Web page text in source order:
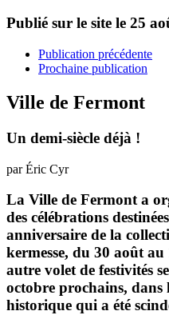
Publié sur le site le 25
Publication précédente
Prochaine publication
Ville de Fermont
Un demi-siècle déjà !
par Éric Cyr
La Ville de Fermont a
des célébrations
anniversaire de la
kermesse, du 30 août
autre volet de festivités
octobre prochains, dans
historique qui a été